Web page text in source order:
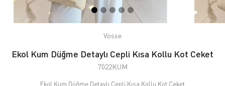
Vosse
Ekol Kum Düğme Detaylı Cepli Kısa Kollu Kot Ceket
7022KUM
Ekol Kum Düğme Detaylı Cepli Kısa Kollu Kot Ceket